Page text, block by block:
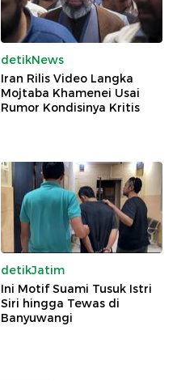
detikNews
Iran Rilis Video Langka
Mojtaba Khamenei Usai
Rumor Kondisinya Kritis
detikJatim
Ini Motif Suami Tusuk Istri
Siri hingga Tewas di
Banyuwangi